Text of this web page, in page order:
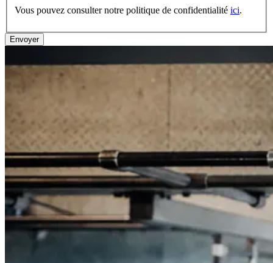
Vous pouvez consulter notre politique de confidentialité ici.
Envoyer